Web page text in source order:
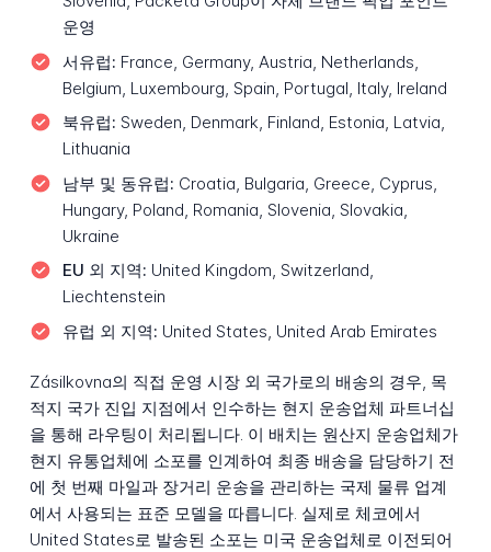
운영
서유럽: France, Germany, Austria, Netherlands,
Belgium, Luxembourg, Spain, Portugal, Italy, Ireland
북유럽: Sweden, Denmark, Finland, Estonia, Latvia,
Lithuania
남부 및 동유럽: Croatia, Bulgaria, Greece, Cyprus,
Hungary, Poland, Romania, Slovenia, Slovakia,
Ukraine
EU 외 지역: United Kingdom, Switzerland,
Liechtenstein
유럽 외 지역: United States, United Arab Emirates
Zásilkovna의 직접 운영 시장 외 국가로의 배송의 경우, 목
적지 국가 진입 지점에서 인수하는 현지 운송업체 파트너십
을 통해 라우팅이 처리됩니다. 이 배치는 원산지 운송업체가
현지 유통업체에 소포를 인계하여 최종 배송을 담당하기 전
에 첫 번째 마일과 장거리 운송을 관리하는 국제 물류 업계
에서 사용되는 표준 모델을 따릅니다. 실제로 체코에서
United States로 발송된 소포는 미국 운송업체로 이전되어